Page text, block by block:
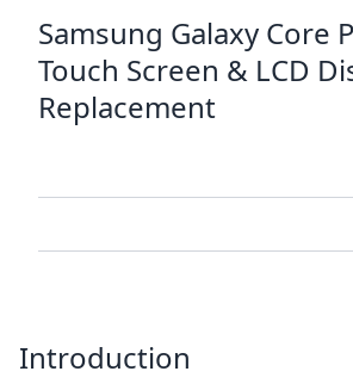
Samsung Galaxy Core
Touch Screen & LCD
Replacement
Introduction